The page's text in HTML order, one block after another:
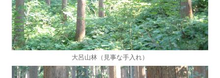
大呂山林（見事な手入れ）